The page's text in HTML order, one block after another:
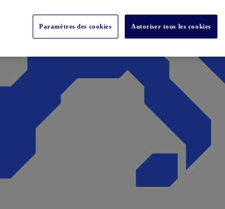
Paramètres des cookies Autoriser tous les cookies